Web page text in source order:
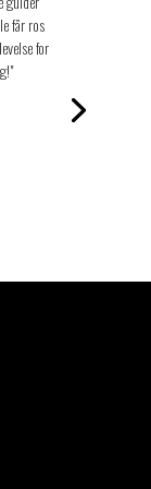
får ros
for